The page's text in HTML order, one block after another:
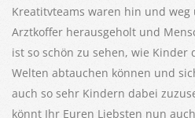
Kreatitvteams waren hin und
Arztkoffer herausgeholt und
ist so schön zu sehen, wie
Welten abtauchen können und
auch so sehr Kindern dabei
könnt Ihr Euren Liebsten nun